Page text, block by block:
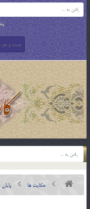
حکایت ها